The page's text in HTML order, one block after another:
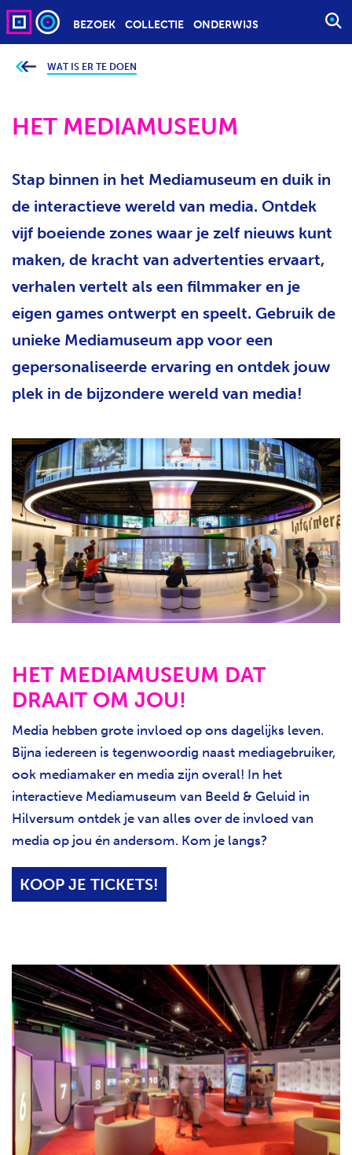
BEZOEK COLLECTIE ONDERWIJS
S
T
Z
K
R
H
J
v
n
e
i
e
:
WAT IS ER TE DOEN
HET MEDIAMUSEUM
Stap binnen in het Mediamuseum en duik in
de interactieve wereld van media. Ontdek
vijf boeiende zones waar je zelf nieuws kunt
maken, de kracht van advertenties ervaart,
verhalen vertelt als een filmmaker en je
eigen games ontwerpt en speelt. Gebruik de
unieke Mediamuseum app voor een
gepersonaliseerde ervaring en ontdek jouw
plek in de bijzondere wereld van media!
HET MEDIAMUSEUM DAT
DRAAIT OM JOU!
Media hebben grote invloed op ons dagelijks leven.
Bijna iedereen is tegenwoordig naast mediagebruiker,
ook mediamaker en media zijn overal! In het
interactieve Mediamuseum van Beeld & Geluid in
Hilversum ontdek je van alles over de invloed van
media op jou én andersom. Kom je langs?
KOOP JE TICKETS!